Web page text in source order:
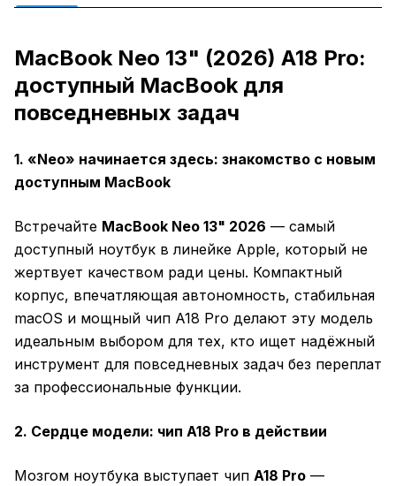
MacBook Neo 13" (2026) A18 Pro:
доступный MacBook для
повседневных задач
1. «Neo» начинается здесь: знакомство с новым
доступным MacBook
Встречайте MacBook Neo 13" 2026 — самый
доступный ноутбук в линейке Apple, который не
жертвует качеством ради цены. Компактный
корпус, впечатляющая автономность, стабильная
macOS и мощный чип A18 Pro делают эту модель
идеальным выбором для тех, кто ищет надёжный
инструмент для повседневных задач без переплат
за профессиональные функции.
2. Сердце модели: чип A18 Pro в действии
Мозгом ноутбука выступает чип A18 Pro —